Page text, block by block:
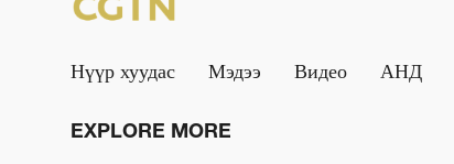
Нүүр хуудас Мэдээ Видео АНД
EXPLORE MORE